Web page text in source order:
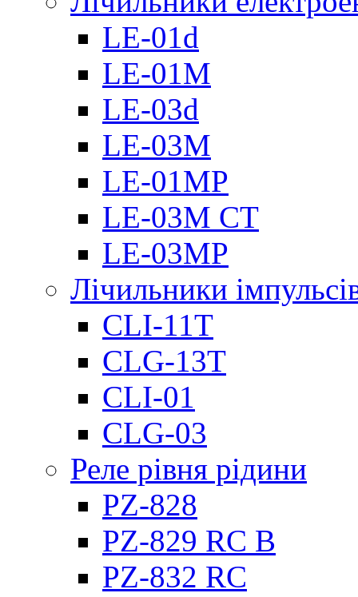
LE-01d
LE-01M
LE-03d
LE-03M
LE-01MP
LE-03M CT
LE-03MP
Лічильники
CLI-11T
CLG-13T
CLI-01
CLG-03
Реле рівня рідини
PZ-828
PZ-829 RC B
PZ-832 RC